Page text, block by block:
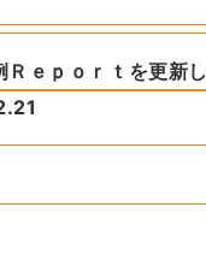
Ｒｅｐｏｒｔを更新し